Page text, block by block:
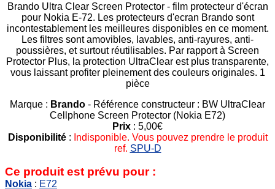
Brando Ultra Clear Screen Protector - film protecteur d'écran
pour Nokia E-72. Les protecteurs d'ecran Brando sont
incontestablement les meilleures disponibles en ce moment.
Les filtres sont amovibles, lavables, anti-rayures, anti-
poussières, et surtout réutilisables. Par rapport à Screen
Protector Plus, la protection UltraClear est plus transparente,
vous laissant profiter pleinement des couleurs originales. 1
pièce
Marque : Brando - Référence constructeur : BW UltraClear
Cellphone Screen Protector (Nokia E72)
Prix : 5,00€
Disponibilité: Indisponible. Vous pouvez prendre le produit
ref. SPU-D
Ce produit est prévu pour :
Nokia : E72